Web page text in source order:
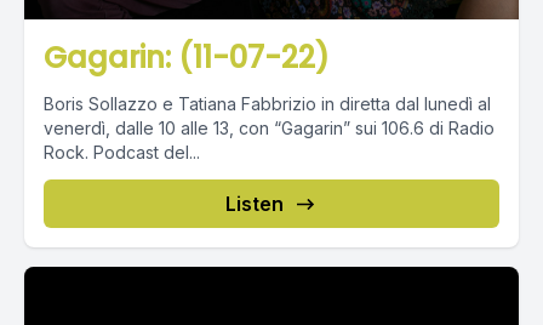
Gagarin: (11-07-22)
Boris Sollazzo e Tatiana Fabbrizio in diretta dal lunedì al
venerdì, dalle 10 alle 13, con “Gagarin” sui 106.6 di Radio
Rock. Podcast del...
Listen